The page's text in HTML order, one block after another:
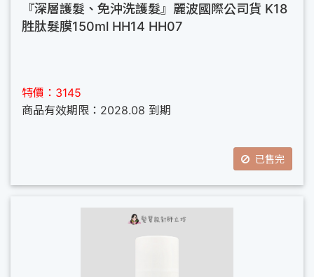
『深層護髮、免沖洗護髮』麗波國際公司貨 K18
胜肽髮膜150ml HH14 HH07
特價：3145
商品有效期限：2028.08 到期
已售完